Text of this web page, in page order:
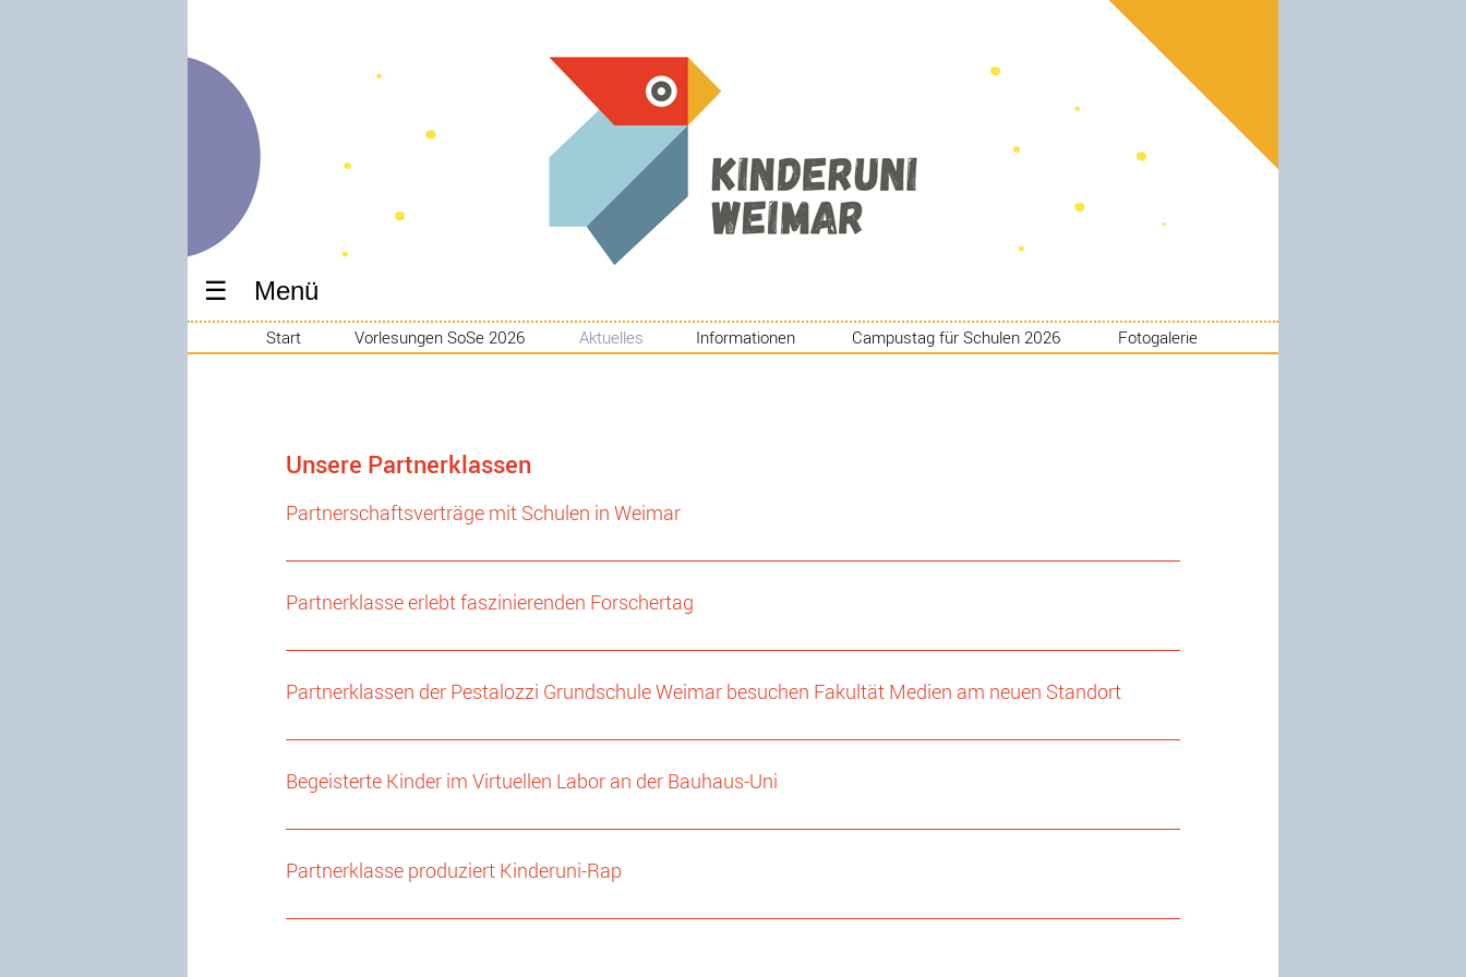
Menü
Start Vorlesungen SoSe 2026 Aktuelles Informationen Campustag für Schulen 2026 Fotogalerie
Unsere Partnerklassen
Partnerschaftsverträge mit Schulen in Weimar
Partnerklasse erlebt faszinierenden Forschertag
Partnerklassen der Pestalozzi Grundschule Weimar besuchen Fakultät Medien am neuen Standort
Begeisterte Kinder im Virtuellen Labor an der Bauhaus-Uni
Partnerklasse produziert Kinderuni-Rap